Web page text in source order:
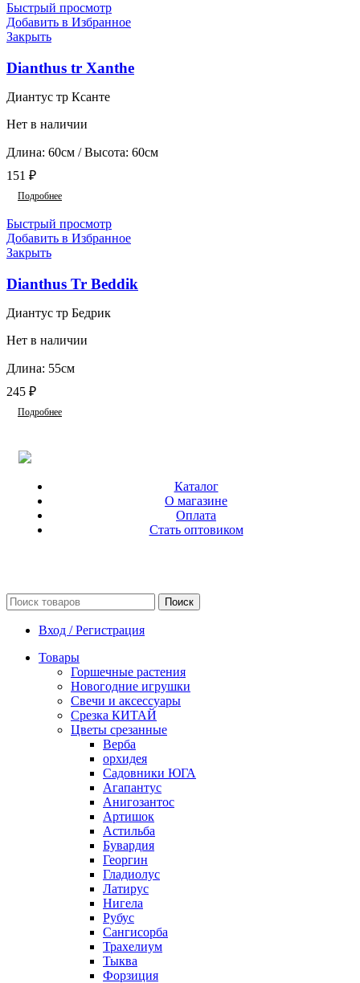
Быстрый просмотр
Добавить в Избранное
Закрыть
Dianthus tr Xanthe
Диантус тр Ксанте
Нет в наличии
Длина: 60см / Высота: 60см
151 ₽
Подробнее
Быстрый просмотр
Добавить в Избранное
Закрыть
Dianthus Tr Beddik
Диантус тр Бедрик
Нет в наличии
Длина: 55см
245 ₽
Подробнее
Каталог
О магазине
Оплата
Стать оптовиком
Поиск
Вход / Регистрация
Товары
Горшечные растения
Новогодние игрушки
Свечи и аксессуары
Срезка КИТАЙ
Цветы срезанные
Верба
орхидея
Садовники ЮГА
Агапантус
Анигозантос
Артишок
Астильба
Бувардия
Георгин
Гладиолус
Латирус
Нигела
Рубус
Сангисорба
Трахелиум
Тыква
Форзиция